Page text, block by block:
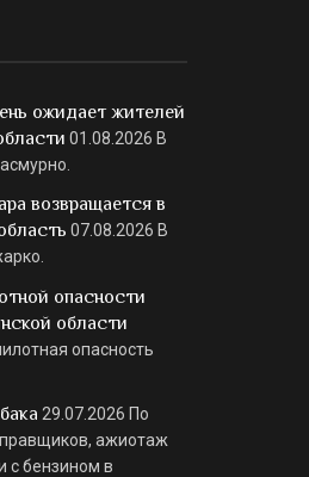
ожидает жителей
01.08.2026 В
возвращается в
07.08.2026 В
опасности
области
опасность
29.07.2026 По
ажиотаж
с бензином в